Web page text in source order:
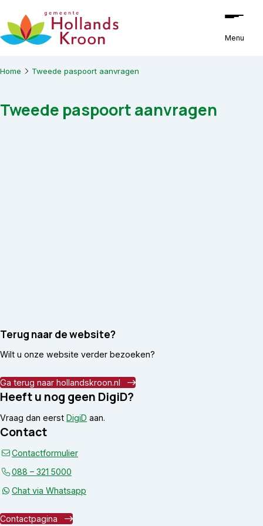
Ga naar de inhoud
Menu
Home Tweede paspoort aanvragen
Tweede paspoort aanvragen
Terug naar de website?
Wilt u onze website verder bezoeken?
Ga terug naar hollandskroon.nl
Heeft u nog geen DigiD?
Vraag dan eerst DigiD aan.
Contact
Contactformulier
088 – 321 5000
Chat via Whatsapp
Contactpagina